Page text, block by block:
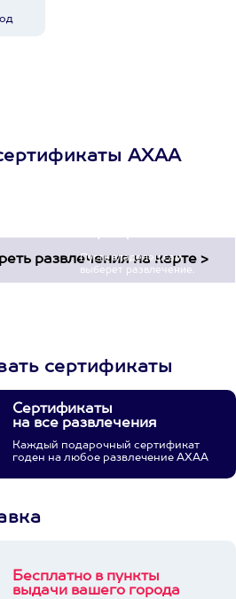
АХАА
Пусть владелец сам
выберет развлечение.
сертификаты
Сертификаты
на все развлечения
Каждый подарочный сертификат
годен на любое развлечение АХАА
Бесплатно в пункты
выдачи вашего города